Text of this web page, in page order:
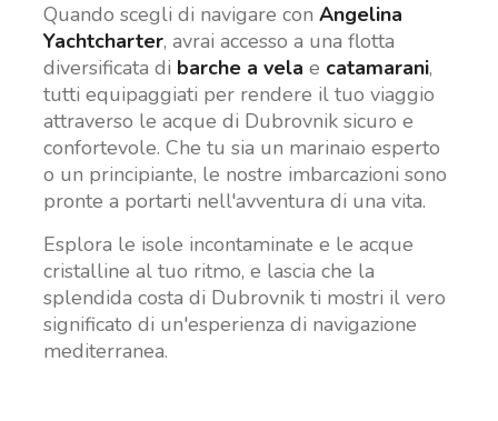
Quando scegli di navigare con Angelina
Yachtcharter, avrai accesso a una flotta
diversificata di barche a vela e catamarani,
tutti equipaggiati per rendere il tuo viaggio
attraverso le acque di Dubrovnik sicuro e
confortevole. Che tu sia un marinaio esperto
o un principiante, le nostre imbarcazioni sono
pronte a portarti nell'avventura di una vita.
Esplora le isole incontaminate e le acque
cristalline al tuo ritmo, e lascia che la
splendida costa di Dubrovnik ti mostri il vero
significato di un'esperienza di navigazione
mediterranea.